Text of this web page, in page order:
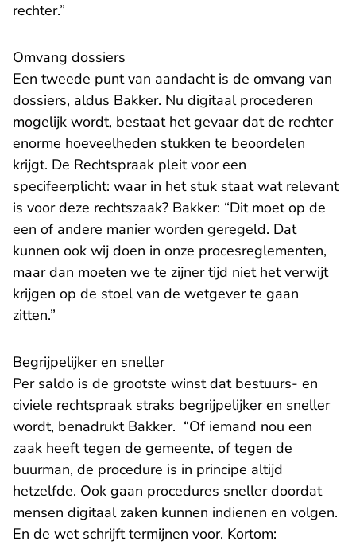
rechter.”
Omvang dossiers
Een tweede punt van aandacht is de omvang van
dossiers, aldus Bakker. Nu digitaal procederen
mogelijk wordt, bestaat het gevaar dat de rechter
enorme hoeveelheden stukken te beoordelen
krijgt. De Rechtspraak pleit voor een
specifeerplicht: waar in het stuk staat wat relevant
is voor deze rechtszaak? Bakker: “Dit moet op de
een of andere manier worden geregeld. Dat
kunnen ook wij doen in onze procesreglementen,
maar dan moeten we te zijner tijd niet het verwijt
krijgen op de stoel van de wetgever te gaan
zitten.”
Begrijpelijker en sneller
Per saldo is de grootste winst dat bestuurs- en
civiele rechtspraak straks begrijpelijker en sneller
wordt, benadrukt Bakker. “Of iemand nou een
zaak heeft tegen de gemeente, of tegen de
buurman, de procedure is in principe altijd
hetzelfde. Ook gaan procedures sneller doordat
mensen digitaal zaken kunnen indienen en volgen.
En de wet schrijft termijnen voor. Kortom: